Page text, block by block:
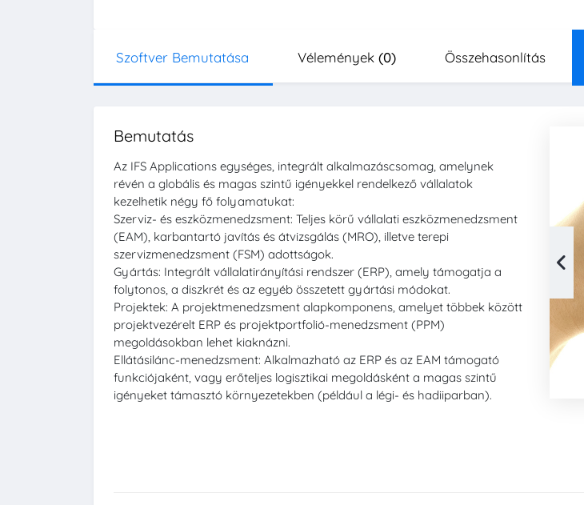
Szoftver Bemutatása Vélemények (0) Összehasonlítás
Bemutatás
Az IFS Applications egységes, integrált alkalmazáscsomag, amelynek
révén a globális és magas szintű igényekkel rendelkező vállalatok
kezelhetik négy fő folyamatukat:
Szerviz- és eszközmenedzsment: Teljes körű vállalati eszközmenedzsment
(EAM), karbantartó javítás és átvizsgálás (MRO), illetve terepi
szervizmenedzsment (FSM) adottságok.
Gyártás: Integrált vállalatirányítási rendszer (ERP), amely támogatja a
folytonos, a diszkrét és az egyéb összetett gyártási módokat.
Projektek: A projektmenedzsment alapkomponens, amelyet többek között
projektvezérelt ERP és projektportfolió-menedzsment (PPM)
megoldásokban lehet kiaknázni.
Ellátásilánc-menedzsment: Alkalmazható az ERP és az EAM támogató
funkciójaként, vagy erőteljes logisztikai megoldásként a magas szintű
igényeket támasztó környezetekben (például a légi- és hadiiparban).